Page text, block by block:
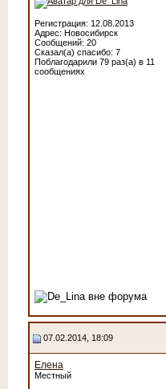
Регистрация: 12.08.2013
Адрес: Новосибирск
Сообщений: 20
Сказал(а) спасибо: 7
Поблагодарили 79 раз(а) в 11
сообщениях
07.02.2014, 18:09
Елена
Местный